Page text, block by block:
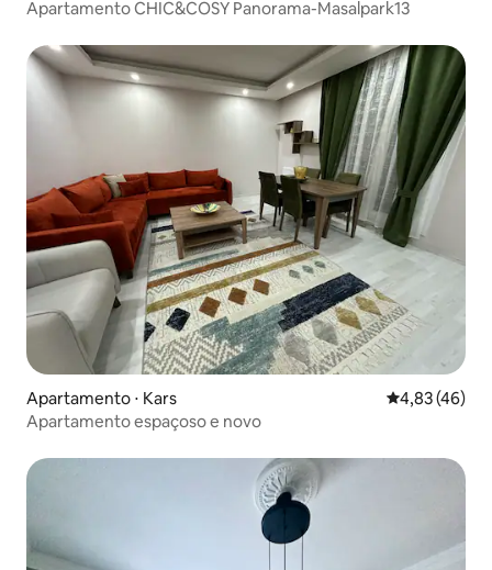
Apartamento CHIC&COSY Panorama-Masalpark13
Apartamento ⋅ Kars 4,83 de uma
4,83 (46)
Apartamento espaçoso e novo